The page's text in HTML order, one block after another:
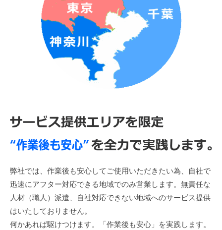
弊社では、作業後も安心してご使用いただきたい為、自社で
迅速にアフター対応できる地域でのみ営業します。無責任な
人材（職人）派遣、自社対応できない地域へのサービス提供
はいたしておりません。
何かあれば駆けつけます。「作業後も安心」を実践します。